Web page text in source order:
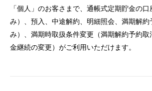
「個人」のお客さまで、通帳式定期貯金の
み）、預入、中途解約、明細照会、満期解約
み）、満期時取扱条件変更（満期解約予約取
金継続の変更）がご利用いただけます。